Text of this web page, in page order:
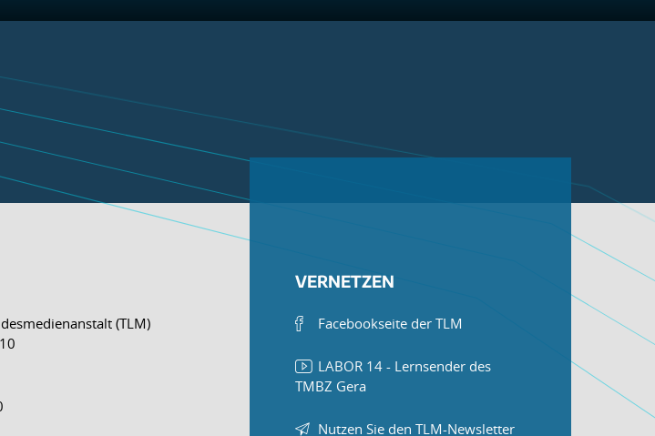
(TLM)
VERNETZEN
Facebookseite der TLM
LABOR 14 - Lernsender des
TMBZ Gera
Nutzen Sie den TLM-Newsletter